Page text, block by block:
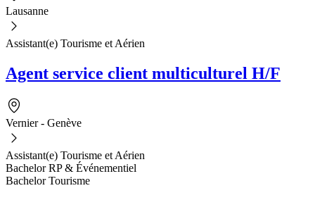
Lausanne
Assistant(e) Tourisme et Aérien
Agent service client multiculturel H/F
Vernier - Genève
Assistant(e) Tourisme et Aérien
Bachelor RP & Événementiel
Bachelor Tourisme